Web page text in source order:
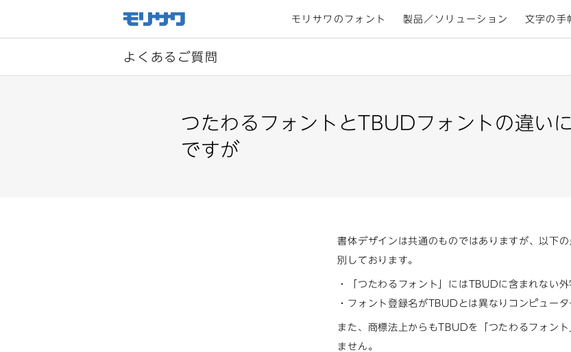
モリサワのフォント 製品／ソリューション 文字の手
よくあるご質問
つたわるフォントとTBUDフォントの違い
ですが
書体デザインは共通のものではありますが、以下
別しております。
・「つたわるフォント」にはTBUDに含まれない外
・フォント登録名がTBUDとは異なりコンピュー
また、商標法上からもTBUDを「つたわるフォン
ません。